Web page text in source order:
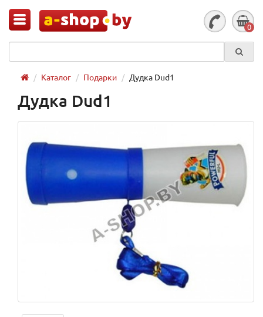
0
Каталог Подарки Дудка Dud1
Дудка Dud1